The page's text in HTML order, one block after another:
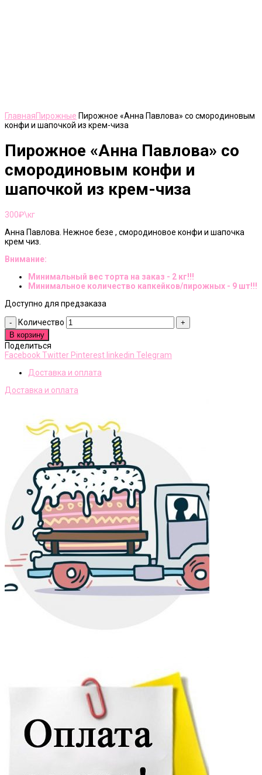
ГлавнаяПирожные Пирожное «Анна Павлова» со смородиновым
конфи и шапочкой из крем-чиза
Пирожное «Анна Павлова» со
смородиновым конфи и
шапочкой из крем-чиза
300₽\кг
Анна Павлова. Нежное безе , смородиновое конфи и шапочка
крем чиз.
Внимание:
Минимальный вес торта на заказ - 2 кг!!!
Минимальное количество капкейков/пирожных - 9 шт!!!
Доступно для предзаказа
Количество
В корзину
Поделиться
Facebook Twitter Pinterest linkedin Telegram
Доставка и оплата
Доставка и оплата